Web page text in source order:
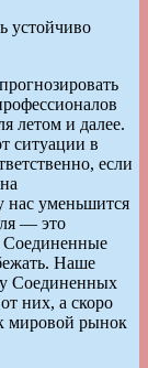
устойчиво
летом и далее.
ситуации в
если
нас уменьшится
— это
Соединенные
Наше
Соединенных
них, а скоро
мировой рынок